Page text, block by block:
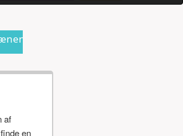
at udløbe eller anden form for
af
en